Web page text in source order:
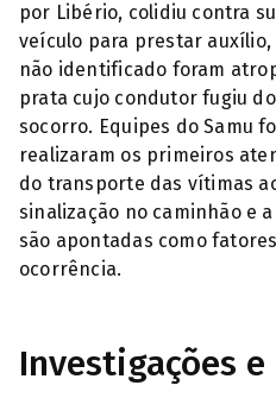
por Libério, colidiu contra
veículo para prestar
não identificado foram
prata cujo condutor fugiu
socorro. Equipes do Samu
realizaram os primeiros
do transporte das vítimas
sinalização no caminhão e
são apontadas como
ocorrência.
Investigações e